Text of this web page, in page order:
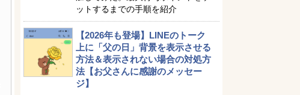
ットするまでの手順を紹介
【2026年も登場】LINEのトーク
上に「父の日」背景を表示させる
方法＆表示されない場合の対処方
法【お父さんに感謝のメッセー
ジ】